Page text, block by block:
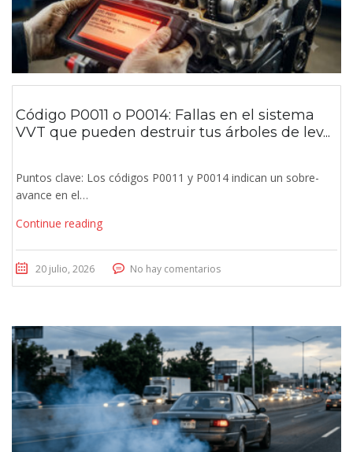
Código P0011 o P0014: Fallas en el sistema
VVT que pueden destruir tus árboles de lev...
Puntos clave: Los códigos P0011 y P0014 indican un sobre-
avance en el…
Continue reading
20 julio, 2026 No hay comentarios